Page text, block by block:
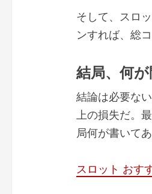
そして、スロ
ンすれば、総
結局、何
結論は必要な
上の損失だ。
局何が書いて
スロット おす